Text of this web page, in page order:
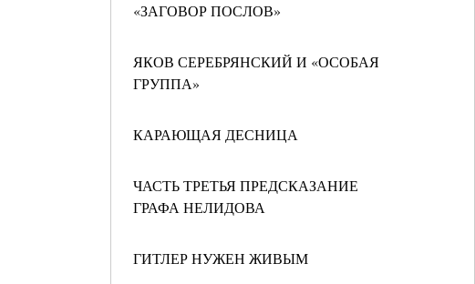
«ЗАГОВОР ПОСЛОВ»
ЯКОВ СЕРЕБРЯНСКИЙ И «ОСОБАЯ
ГРУППА»
КАРАЮЩАЯ ДЕСНИЦА
ЧАСТЬ ТРЕТЬЯ ПРЕДСКАЗАНИЕ
ГРАФА НЕЛИДОВА
ГИТЛЕР НУЖЕН ЖИВЫМ